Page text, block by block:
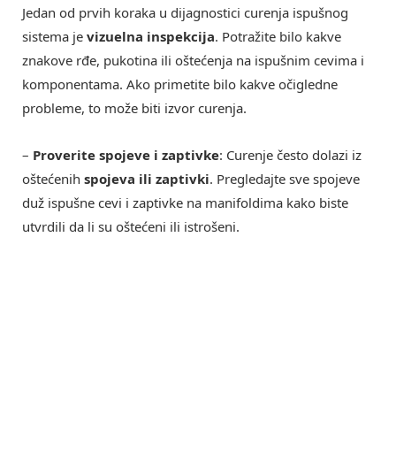
Jedan od prvih koraka u dijagnostici curenja ispušnog
sistema je vizuelna inspekcija. Potražite bilo kakve
znakove rđe, pukotina ili oštećenja na ispušnim cevima i
komponentama. Ako primetite bilo kakve očigledne
probleme, to može biti izvor curenja.
– Proverite spojeve i zaptivke: Curenje često dolazi iz
oštećenih spojeva ili zaptivki. Pregledajte sve spojeve
duž ispušne cevi i zaptivke na manifoldima kako biste
utvrdili da li su oštećeni ili istrošeni.